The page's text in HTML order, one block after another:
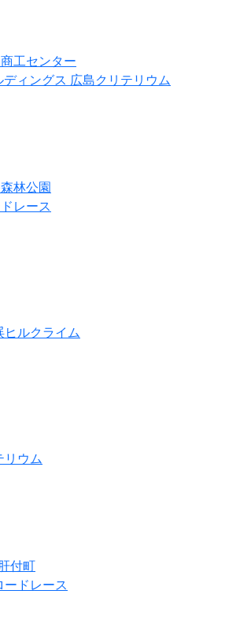
工センター
ィングス 広島クリテリウム
林公園
レース
ルクライム
リウム
付町
ドレース